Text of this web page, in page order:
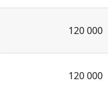
120 000
120 000